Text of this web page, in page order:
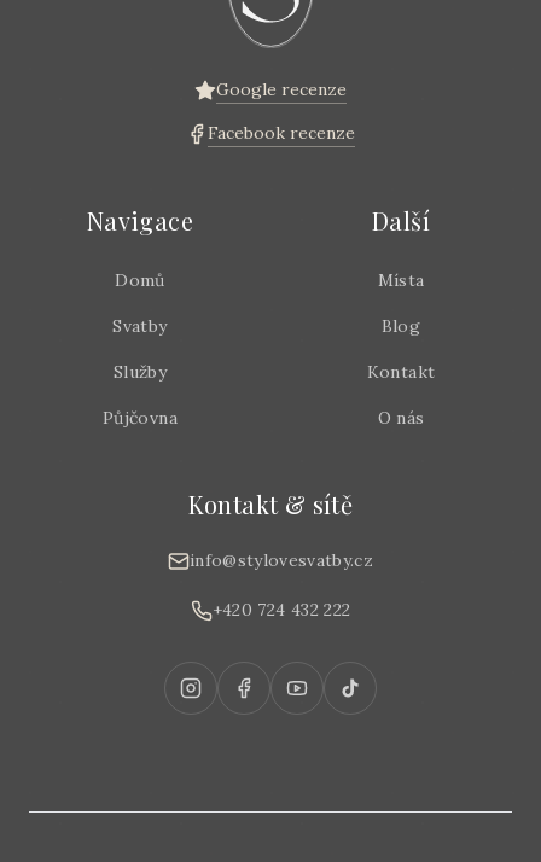
Google recenze
Facebook recenze
Navigace
Domů
Svatby
Služby
Půjčovna
Další
Místa
Blog
Kontakt
O nás
Kontakt & sítě
info@stylovesvatby.cz
+420 724 432 222